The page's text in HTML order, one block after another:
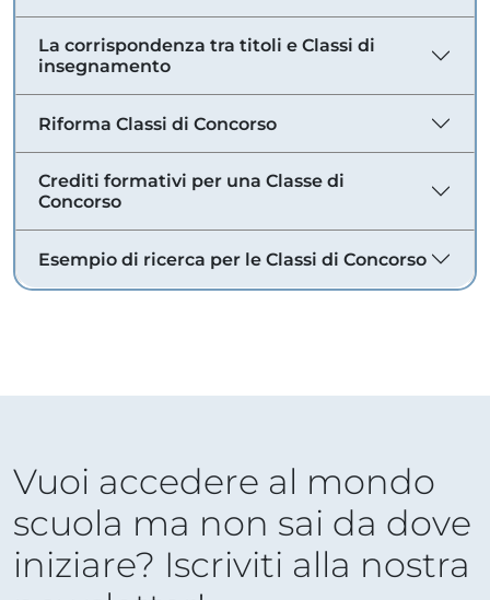
La corrispondenza tra titoli e Classi di
insegnamento
Riforma Classi di Concorso
Crediti formativi per una Classe di
Concorso
Esempio di ricerca per le Classi di Concorso
Vuoi accedere al mondo
scuola ma non sai da dove
iniziare? Iscriviti alla nostra